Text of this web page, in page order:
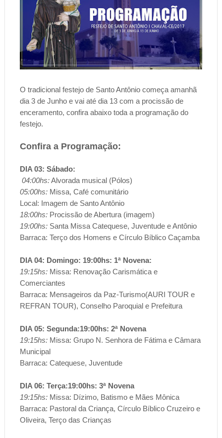
O tradicional festejo de Santo Antônio começa amanhã
dia 3 de Junho e vai até dia 13 com a procissão de
enceramento, confira abaixo toda a programação do
festejo.
Confira a Programação:
DIA 03: Sábado:
04:00hs:Alvorada musical (Pólos)
05:00hs:Missa, Café comunitário
Local: Imagem de Santo Antônio
18:00hs:Procissão de Abertura (imagem)
19:00hs:Santa Missa Catequese, Juventude e Antônio
Barraca: Terço dos Homens e Círculo Bíblico Caçamba
DIA 04: Domingo: 19:00hs: 1ª Novena:
19:15hs:Missa: Renovação Carismática e
Comerciantes
Barraca: Mensageiros da Paz-Turismo(AURI TOUR e
REFRAN TOUR), Conselho Paroquial e Prefeitura
DIA 05: Segunda:19:00hs: 2ª Novena
19:15hs:Missa: Grupo N. Senhora de Fátima e Câmara
Municipal
Barraca: Catequese, Juventude
DIA 06: Terça:19:00hs: 3ª Novena
19:15hs: Missa: Dízimo, Batismo e Mães Mônica
Barraca: Pastoral da Criança, Círculo Bíblico Cruzeiro e
Oliveira, Terço das Crianças